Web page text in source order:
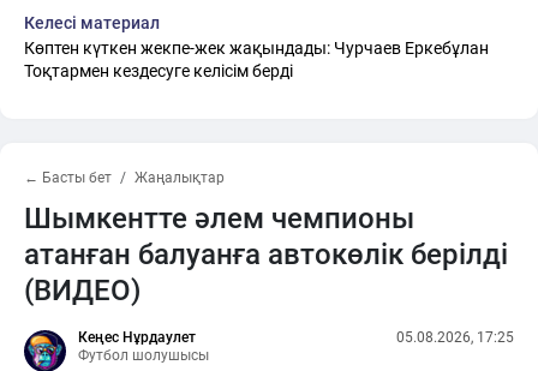
Келесі материал
Көптен күткен жекпе-жек жақындады: Чурчаев Еркебұлан
Тоқтармен кездесуге келісім берді
← Басты бет Жаңалықтар
Шымкентте әлем чемпионы
атанған балуанға автокөлік берілді
(ВИДЕО)
Кеңес Нұрдаулет
Футбол шолушысы
05.08.2026, 17:25